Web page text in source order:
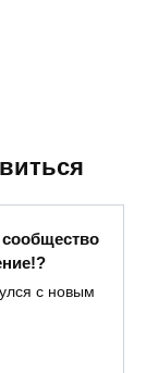
с новым